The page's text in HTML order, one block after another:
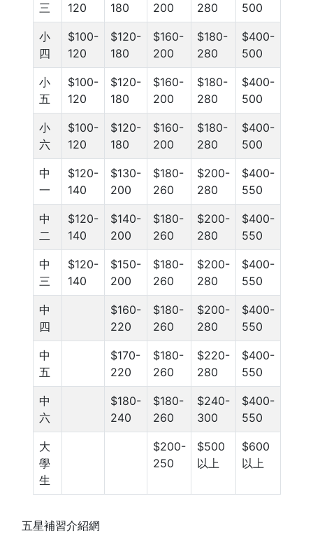
三
120
180
200
280
500
小
四
$100-
120
$120-
180
$160-
200
$180-
280
$400-
500
小
五
$100-
120
$120-
180
$160-
200
$180-
280
$400-
500
小
六
$100-
120
$120-
180
$160-
200
$180-
280
$400-
500
中
一
$120-
140
$130-
200
$180-
260
$200-
280
$400-
550
中
二
$120-
140
$140-
200
$180-
260
$200-
280
$400-
550
中
三
$120-
140
$150-
200
$180-
260
$200-
280
$400-
550
中
四
$160-
220
$180-
260
$200-
280
$400-
550
中
五
$170-
220
$180-
260
$220-
280
$400-
550
中
六
$180-
240
$180-
260
$240-
300
$400-
550
大
學
生
$200-
250
$500
以上
$600
以上
五星補習介紹網